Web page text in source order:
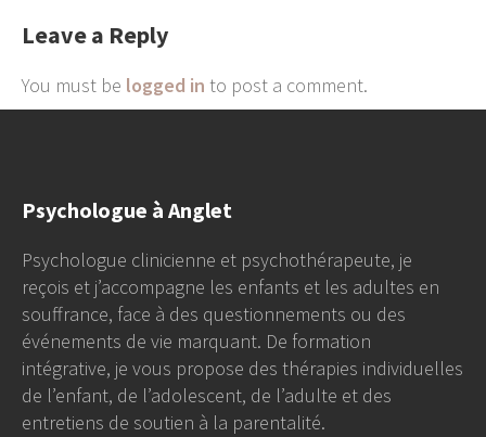
Leave a Reply
You must be logged in to post a comment.
Psychologue à Anglet
Psychologue clinicienne et psychothérapeute, je
reçois et j’accompagne les enfants et les adultes en
souffrance, face à des questionnements ou des
événements de vie marquant. De formation
intégrative, je vous propose des thérapies individuelles
de l’enfant, de l’adolescent, de l’adulte et des
entretiens de soutien à la parentalité.